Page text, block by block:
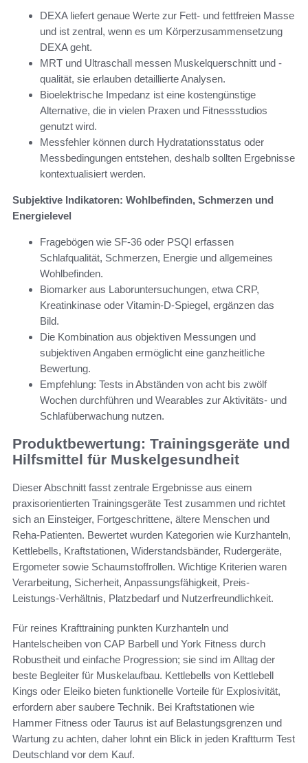
DEXA liefert genaue Werte zur Fett- und fettfreien Masse
und ist zentral, wenn es um Körperzusammensetzung
DEXA geht.
MRT und Ultraschall messen Muskelquerschnitt und -
qualität, sie erlauben detaillierte Analysen.
Bioelektrische Impedanz ist eine kostengünstige
Alternative, die in vielen Praxen und Fitnessstudios
genutzt wird.
Messfehler können durch Hydratationsstatus oder
Messbedingungen entstehen, deshalb sollten Ergebnisse
kontextualisiert werden.
Subjektive Indikatoren: Wohlbefinden, Schmerzen und
Energielevel
Fragebögen wie SF-36 oder PSQI erfassen
Schlafqualität, Schmerzen, Energie und allgemeines
Wohlbefinden.
Biomarker aus Laboruntersuchungen, etwa CRP,
Kreatinkinase oder Vitamin‑D‑Spiegel, ergänzen das
Bild.
Die Kombination aus objektiven Messungen und
subjektiven Angaben ermöglicht eine ganzheitliche
Bewertung.
Empfehlung: Tests in Abständen von acht bis zwölf
Wochen durchführen und Wearables zur Aktivitäts- und
Schlafüberwachung nutzen.
Produktbewertung: Trainingsgeräte und
Hilfsmittel für Muskelgesundheit
Dieser Abschnitt fasst zentrale Ergebnisse aus einem
praxisorientierten Trainingsgeräte Test zusammen und richtet
sich an Einsteiger, Fortgeschrittene, ältere Menschen und
Reha-Patienten. Bewertet wurden Kategorien wie Kurzhanteln,
Kettlebells, Kraftstationen, Widerstandsbänder, Rudergeräte,
Ergometer sowie Schaumstoffrollen. Wichtige Kriterien waren
Verarbeitung, Sicherheit, Anpassungsfähigkeit, Preis-
Leistungs-Verhältnis, Platzbedarf und Nutzerfreundlichkeit.
Für reines Krafttraining punkten Kurzhanteln und
Hantelscheiben von CAP Barbell und York Fitness durch
Robustheit und einfache Progression; sie sind im Alltag der
beste Begleiter für Muskelaufbau. Kettlebells von Kettlebell
Kings oder Eleiko bieten funktionelle Vorteile für Explosivität,
erfordern aber saubere Technik. Bei Kraftstationen wie
Hammer Fitness oder Taurus ist auf Belastungsgrenzen und
Wartung zu achten, daher lohnt ein Blick in jeden Kraftturm Test
Deutschland vor dem Kauf.